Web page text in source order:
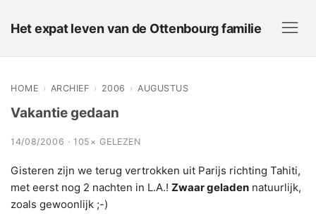
Het expat leven van de Ottenbourg familie
HOME › ARCHIEF › 2006 › AUGUSTUS
Vakantie gedaan
14/08/2006 · 105× GELEZEN
Gisteren zijn we terug vertrokken uit Parijs richting Tahiti,
met eerst nog 2 nachten in L.A.! Zwaar geladen natuurlijk,
zoals gewoonlijk ;-)